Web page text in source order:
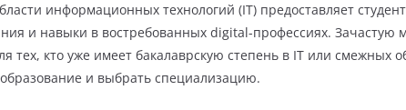
информационных технологий (IT) предоставляет
и навыки в востребованных digital-профессиях. Зачастую
тех, кто уже имеет бакалаврскую степень в IT или смежных
и выбрать специализацию.